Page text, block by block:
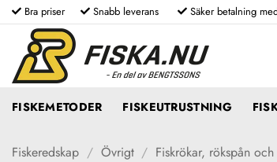
Skip
to
content
Bra priser Snabb leverans Säker betalning
FISKEMETODER FISKEUTRUSTNING
Fiskeredskap / Övrigt / Fiskrökar, rökspån